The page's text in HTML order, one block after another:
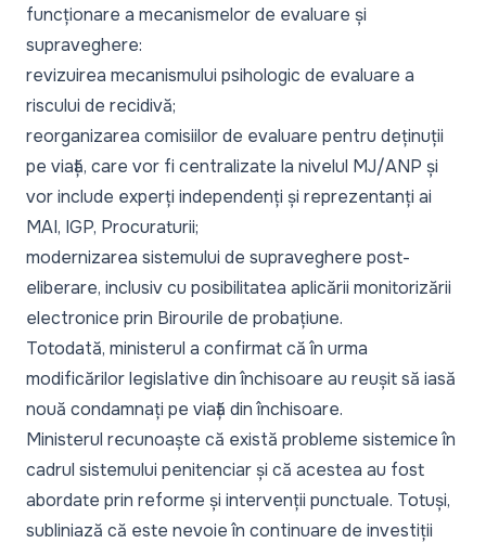
funcționare a mecanismelor de evaluare și
supraveghere:
revizuirea mecanismului psihologic de evaluare a
riscului de recidivă;
reorganizarea comisiilor de evaluare pentru deținuții
pe viață, care vor fi centralizate la nivelul MJ/ANP și
vor include experți independenți și reprezentanți ai
MAI, IGP, Procuraturii;
modernizarea sistemului de supraveghere post-
eliberare, inclusiv cu posibilitatea aplicării monitorizării
electronice prin Birourile de probațiune.
Totodată, ministerul a confirmat că în urma
modificărilor legislative din închisoare au reușit să iasă
nouă condamnați pe viață din închisoare.
Ministerul recunoaște că există probleme sistemice în
cadrul sistemului penitenciar și că acestea au fost
abordate prin reforme și intervenții punctuale. Totuși,
subliniază că este nevoie în continuare de investiții